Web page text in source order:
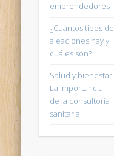
emprendedores
¿Cuántos tipos de
aleaciones hay y
cuáles son?
Salud y bienestar:
La importancia
de la consultoría
sanitaria